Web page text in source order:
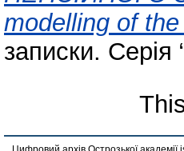
modelling of
записки.